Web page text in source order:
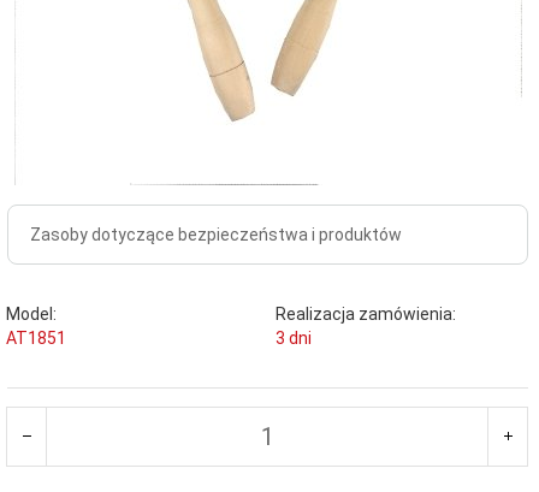
Zasoby dotyczące bezpieczeństwa i produktów
Model:
AT1851
Realizacja zamówienia:
3 dni